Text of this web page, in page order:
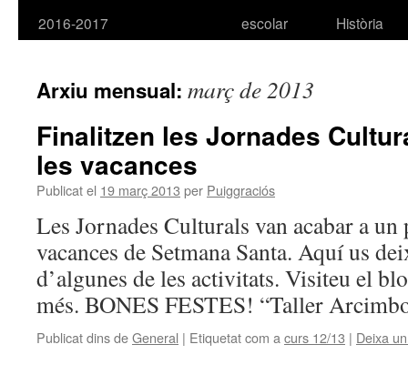
2016-2017
escolar
Història
Arxiu mensual: març de 2013
Finalitzen les Jornades
les vacances
Publicat el 19 març 2013 per Puiggraciós
Les Jornades Culturals van acabar a un
vacances de Setmana Santa. Aquí us
d’algunes de les activitats. Visiteu el
més. BONES FESTES! “Taller
Publicat dins deGeneral | Etiquetat com a curs 12/13 | Deixa